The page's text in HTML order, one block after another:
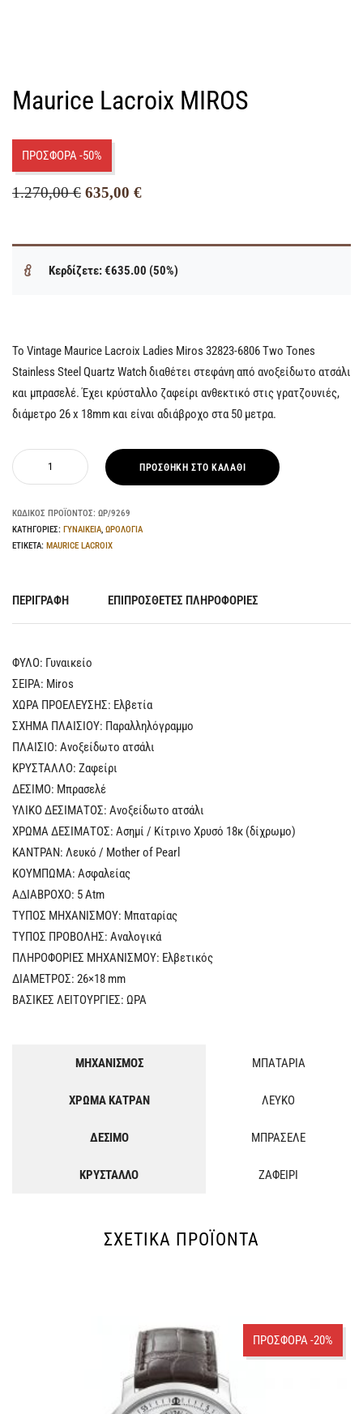
Maurice Lacroix MIROS
ΠΡΟΣΦΟΡΑ -50%
1.270,00€ 635,00 €
Κερδίζετε: €635.00 (50%)
Το Vintage Maurice Lacroix Ladies Miros 32823-6806 Two Tones
Stainless Steel Quartz Watch διαθέτει στεφάνη από ανοξείδωτο ατσάλι
και μπρασελέ. Έχει κρύσταλλο ζαφείρι ανθεκτικό στις γρατζουνιές,
διάμετρο 26 x 18mm και είναι αδιάβροχο στα 50 μετρα.
ΠΡΟΣΘΉΚΗ ΣΤΟ ΚΑΛΆΘΙ
ΚΩΔΙΚΌΣ ΠΡΟΪΌΝΤΟΣ: ΩΡ/9269
ΚΑΤΗΓΟΡΊΕΣ: ΓΥΝΑΙΚΕΙΑ, ΩΡΟΛΟΓΙΑ
ΕΤΙΚΈΤΑ: MAURICE LACROIX
ΠΕΡΙΓΡΑΦΉ ΕΠΙΠΡΌΣΘΕΤΕΣ ΠΛΗΡΟΦΟΡΊΕΣ
ΦΥΛΟ: Γυναικείο
ΣΕΙΡΑ: Miros
ΧΩΡΑ ΠΡΟΕΛΕΥΣΗΣ: Ελβετία
ΣΧΗΜΑ ΠΛΑΙΣΙΟΥ: Παραλληλόγραμμο
ΠΛΑΙΣΙΟ: Ανοξείδωτο ατσάλι
ΚΡΥΣΤΑΛΛΟ: Ζαφείρι
ΔΕΣΙΜΟ: Μπρασελέ
ΥΛΙΚΟ ΔΕΣΙΜΑΤΟΣ: Ανοξείδωτο ατσάλι
ΧΡΩΜΑ ΔΕΣΙΜΑΤΟΣ: Ασημί / Κίτρινο Χρυσό 18κ (δίχρωμο)
ΚΑΝΤΡΑΝ: Λευκό / Mother of Pearl
ΚΟΥΜΠΩΜΑ: Ασφαλείας
Α∆ΙΑΒΡΟΧΟ: 5 Atm
ΤΥΠΟΣ ΜΗΧΑΝΙΣΜΟΥ: Μπαταρίας
ΤΥΠΟΣ ΠΡΟΒΟΛΗΣ: Αναλογικά
ΠΛΗΡΟΦΟΡΙΕΣ ΜΗΧΑΝΙΣΜΟΥ: Ελβετικός
ΔΙΑΜΕΤΡΟΣ: 26×18 mm
ΒΑΣΙΚΕΣ ΛΕΙΤΟΥΡΓΙΕΣ: ΩΡΑ
ΜΗΧΑΝΙΣΜΟΣ ΜΠΑΤΑΡΙΑ
ΧΡΩΜΑ ΚΑΤΡΑΝ ΛΕΥΚΟ
ΔΕΣΙΜΟ ΜΠΡΑΣΕΛΕ
ΚΡΥΣΤΑΛΛΟ ΖΑΦΕΙΡΙ
ΣΧΕΤΙΚΆ ΠΡΟΪΌΝΤΑ
ΠΡΟΣΦΟΡΑ -20%